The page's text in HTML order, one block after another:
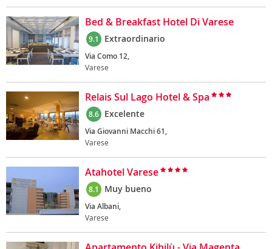
Bed & Breakfast Hotel Di Varese
9.1 Extraordinario
Via Como 12,
Varese
Relais Sul Lago Hotel & Spa
8.6 Excelente
Via Giovanni Macchi 61,
Varese
Atahotel Varese
8.1 Muy bueno
Via Albani,
Varese